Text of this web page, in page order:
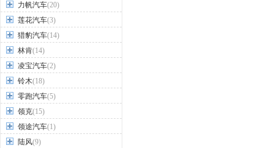
力帆汽车(20)
莲花汽车(3)
猎豹汽车(14)
林肯(14)
凌宝汽车(2)
铃木(18)
零跑汽车(5)
领克(15)
领途汽车(1)
陆风(9)